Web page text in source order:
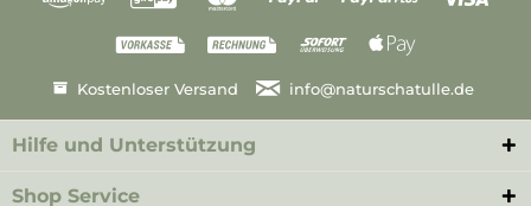
Kostenloser Versand info@naturschatulle.de
Hilfe und Unterstützung
Shop Service